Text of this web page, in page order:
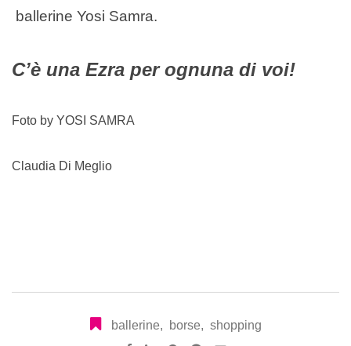
ballerine Yosi Samra.
C’è una Ezra per ognuna di voi!
Foto by YOSI SAMRA
Claudia Di Meglio
ballerine, borse, shopping